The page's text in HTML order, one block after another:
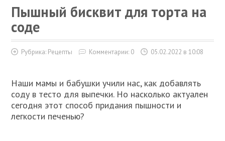
Пышный бисквит для торта на
соде
Рубрика: Рецепты Комментарии: 0 05.02.2022 в 10:08
Наши мамы и бабушки учили нас, как добавлять
соду в тесто для выпечки. Но насколько актуален
сегодня этот способ придания пышности и
легкости печенью?